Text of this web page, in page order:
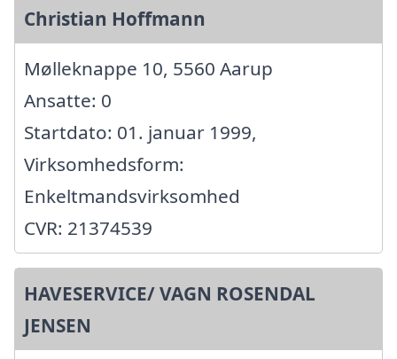
Christian Hoffmann
Mølleknappe 10, 5560 Aarup
Ansatte: 0
Startdato: 01. januar 1999,
Virksomhedsform:
Enkeltmandsvirksomhed
CVR: 21374539
HAVESERVICE/ VAGN ROSENDAL
JENSEN